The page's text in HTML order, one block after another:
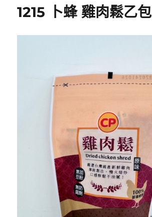
1215 卜蜂 雞肉鬆乙包